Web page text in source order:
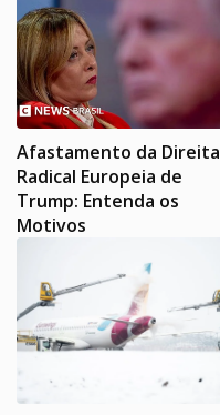
Afastamento da Direita
Radical Europeia de
Trump: Entenda os
Motivos